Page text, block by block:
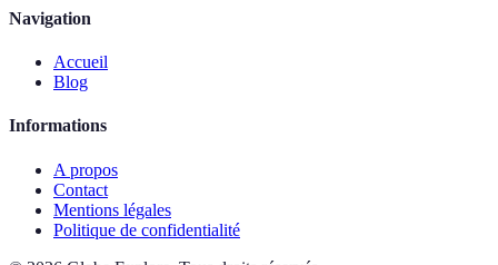
Navigation
Accueil
Blog
Informations
A propos
Contact
Mentions légales
Politique de confidentialité